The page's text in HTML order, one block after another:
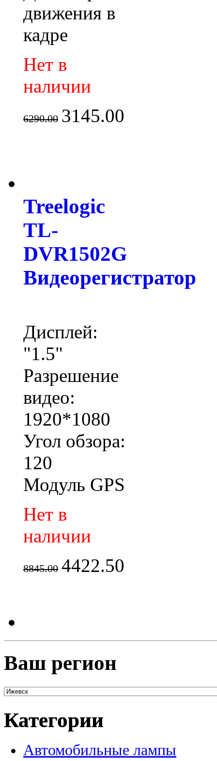
движения в
кадре
Нет в
наличии
6290.00 3145.00
Treelogic
TL-
DVR1502G
Видеорегистратор
Дисплей:
"1.5"
Разрешение
видео:
1920*1080
Угол обзора:
120
Модуль GPS
Нет в
наличии
8845.00 4422.50
Ваш регион
Категории
Автомобильные лампы